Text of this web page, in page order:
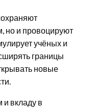
но и провоцируют
учёных и
границы
новые
вкладу в